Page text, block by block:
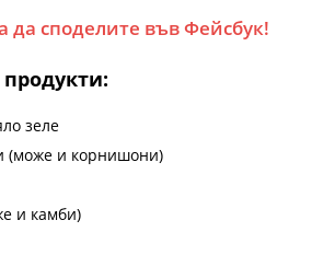
да споделите във Фейсбук!
зеле
(може и корнишони)
и камби)